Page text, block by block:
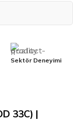
Sektör Deneyimi
33C) |